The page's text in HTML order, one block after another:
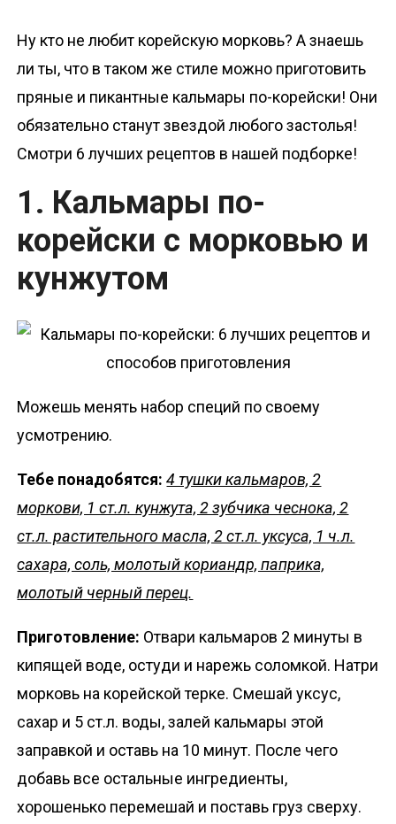
Ну кто не любит корейскую морковь? А знаешь
ли ты, что в таком же стиле можно приготовить
пряные и пикантные кальмары по-корейски! Они
обязательно станут звездой любого застолья!
Смотри 6 лучших рецептов в нашей подборке!
1. Кальмары по-
корейски с морковью и
кунжутом
Можешь менять набор специй по своему
усмотрению.
Тебе понадобятся:4 тушки кальмаров, 2
моркови, 1 ст.л. кунжута, 2 зубчика чеснока, 2
ст.л. растительного масла, 2 ст.л. уксуса, 1 ч.л.
сахара, соль, молотый кориандр, паприка,
молотый черный перец.
Приготовление: Отвари кальмаров 2 минуты в
кипящей воде, остуди и нарежь соломкой. Натри
морковь на корейской терке. Смешай уксус,
сахар и 5 ст.л. воды, залей кальмары этой
заправкой и оставь на 10 минут. После чего
добавь все остальные ингредиенты,
хорошенько перемешай и поставь груз сверху.